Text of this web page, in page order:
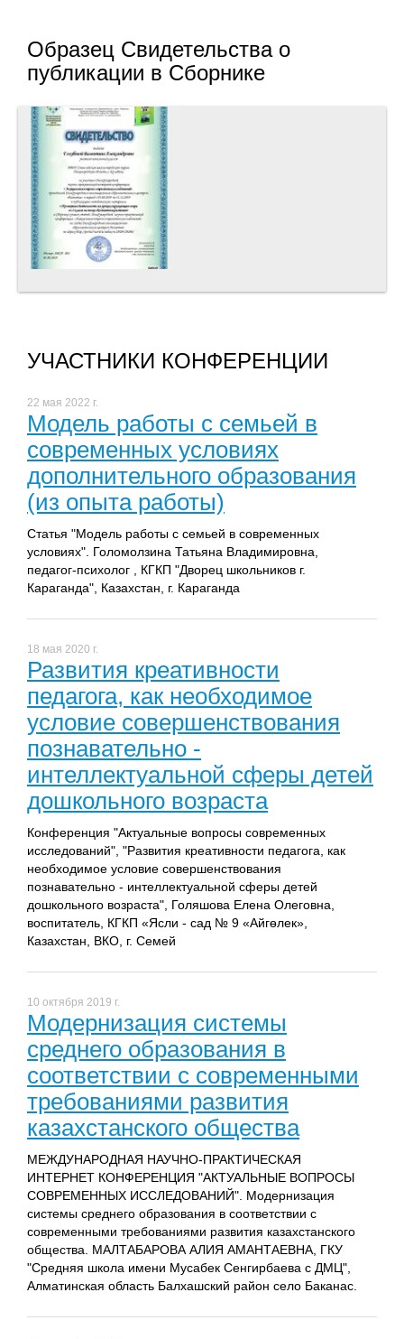
Образец Свидетельства о
публикации в Сборнике
УЧАСТНИКИ КОНФЕРЕНЦИИ
22 мая 2022 г.
Модель работы с семьей в
современных условиях
дополнительного образования
(из опыта работы)
Статья "Модель работы с семьей в современных
условиях". Голомолзина Татьяна Владимировна,
педагог-психолог , КГКП "Дворец школьников г.
Караганда", Казахстан, г. Караганда
18 мая 2020 г.
Развития креативности
педагога, как необходимое
условие совершенствования
познавательно -
интеллектуальной сферы детей
дошкольного возраста
Конференция "Актуальные вопросы современных
исследований", "Развития креативности педагога, как
необходимое условие совершенствования
познавательно - интеллектуальной сферы детей
дошкольного возраста", Голяшова Елена Олеговна,
воспитатель, КГКП «Ясли - сад № 9 «Айгөлек»,
Казахстан, ВКО, г. Семей
10 октября 2019 г.
Модернизация системы
среднего образования в
соответствии с современными
требованиями развития
казахстанского общества
МЕЖДУНАРОДНАЯ НАУЧНО-ПРАКТИЧЕСКАЯ
ИНТЕРНЕТ КОНФЕРЕНЦИЯ "АКТУАЛЬНЫЕ ВОПРОСЫ
СОВРЕМЕННЫХ ИССЛЕДОВАНИЙ". Модернизация
системы среднего образования в соответствии с
современными требованиями развития казахстанского
общества. МАЛТАБАРОВА АЛИЯ АМАНТАЕВНА, ГКУ
"Средняя школа имени Мусабек Сенгирбаева с ДМЦ",
Алматинская область Балхашский район село Баканас.